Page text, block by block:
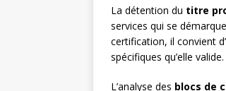
La détention du titre
services qui se
certification, il convient
spécifiques qu’elle valide.
L’analyse des blocs de